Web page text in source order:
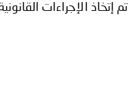
الإجراءات القانونية .